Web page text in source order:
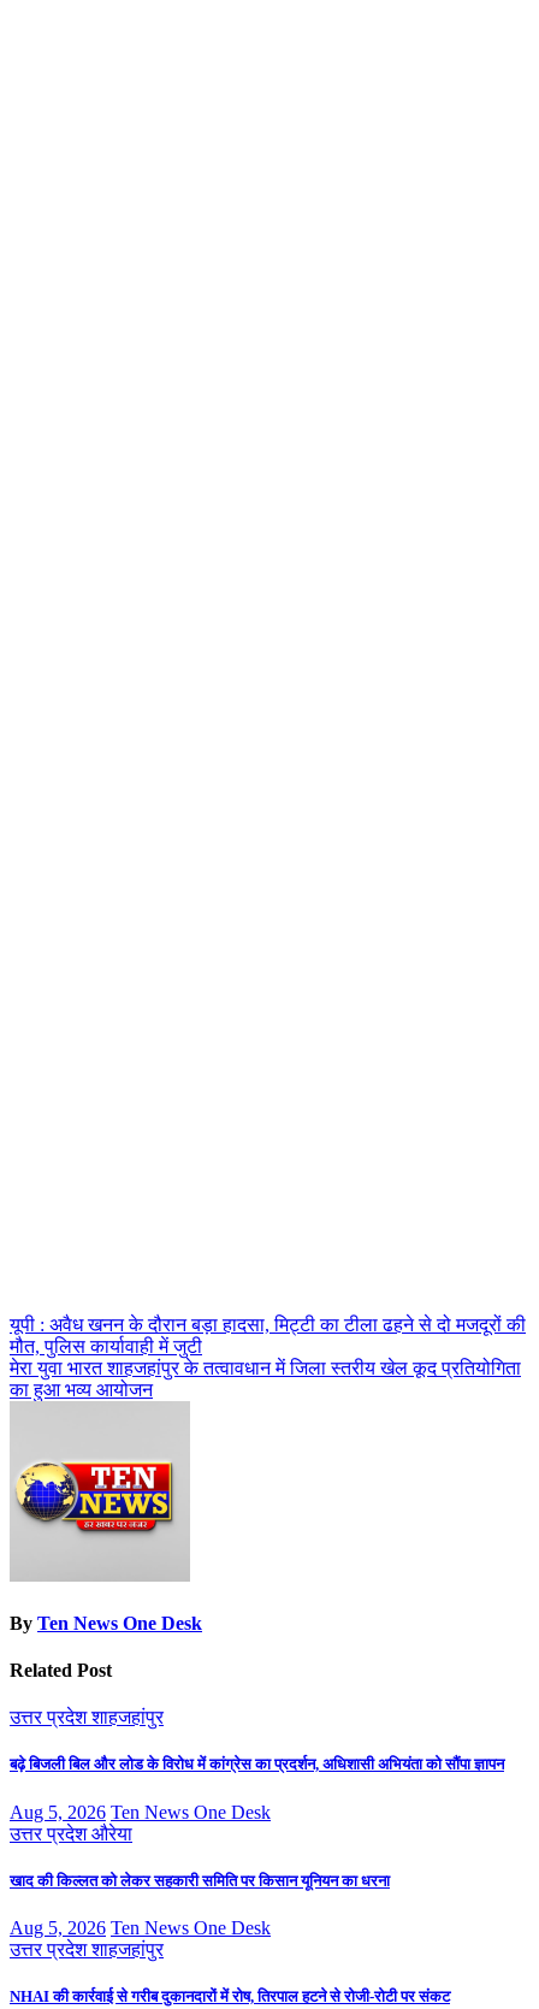
Post
navigation
यूपी : अवैध खनन के दौरान बड़ा हादसा, मिट्टी का टीला ढहने से दो मजदूरों की
मौत, पुलिस कार्यावाही में जुटी
मेरा युवा भारत शाहजहांपुर के तत्वावधान में जिला स्तरीय खेल कूद प्रतियोगिता
का हुआ भव्य आयोजन
By Ten News One Desk
Related Post
उत्तर प्रदेशशाहजहांपुर
बढ़े बिजली बिल और लोड के विरोध में कांग्रेस का प्रदर्शन, अधिशासी अभियंता को सौंपा ज्ञापन
Aug 5, 2026 Ten News One Desk
उत्तर प्रदेशऔरेया
खाद की किल्लत को लेकर सहकारी समिति पर किसान यूनियन का धरना
Aug 5, 2026 Ten News One Desk
उत्तर प्रदेशशाहजहांपुर
NHAI की कार्रवाई से गरीब दुकानदारों में रोष, तिरपाल हटने से रोजी-रोटी पर संकट